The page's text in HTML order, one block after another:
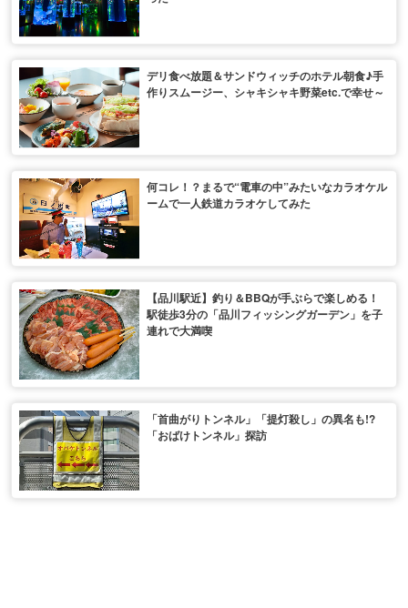
デリ食べ放題＆サンドウィッチのホテル朝食♪手
作りスムージー、シャキシャキ野菜etc.で幸せ～
何コレ！？まるで“電車の中”みたいなカラオケル
ームで一人鉄道カラオケしてみた
【品川駅近】釣り＆BBQが手ぶらで楽しめる！
駅徒歩3分の「品川フィッシングガーデン」を子
連れで大満喫
「首曲がりトンネル」「提灯殺し」の異名も!?
「おばけトンネル」探訪